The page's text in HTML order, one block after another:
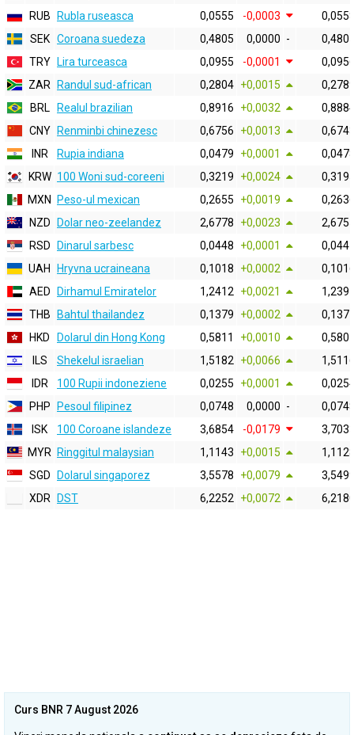
RUB
Rubla ruseasca 0,0555 -0,0003
SEK Coroana suedeza 0,4805 0,0000 -
TRY
Lira turceasca 0,0955 -0,0001
ZAR
Randul sud-african 0,2804 +0,0015
BRL
Realul brazilian 0,8916 +0,0032
CNY
Renminbi chinezesc 0,6756 +0,0013
INR
Rupia indiana 0,0479 +0,0001
KRW 100 Woni sud-coreeni 0,3219 +0,0024
MXN
Peso-ul mexican 0,2655 +0,0019
NZD
Dolar neo-zeelandez 2,6778 +0,0023
RSD
Dinarul sarbesc 0,0448 +0,0001
UAH
Hryvna ucraineana 0,1018 +0,0002
AED
Dirhamul Emiratelor 1,2412 +0,0021
THB
Bahtul thailandez 0,1379 +0,0002
HKD
Dolarul din Hong Kong 0,5811 +0,0010
ILS
Shekelul israelian 1,5182 +0,0066
IDR
100 Rupii indoneziene 0,0255 +0,0001
PHP
Pesoul filipinez 0,0748 0,0000 -
ISK
100 Coroane islandeze 3,6854 -0,0179
MYR
Ringgitul malaysian 1,1143 +0,0015
SGD
Dolarul singaporez 3,5578 +0,0079
XDR
DST 6,2252 +0,0072
Curs BNR 7 August 2026